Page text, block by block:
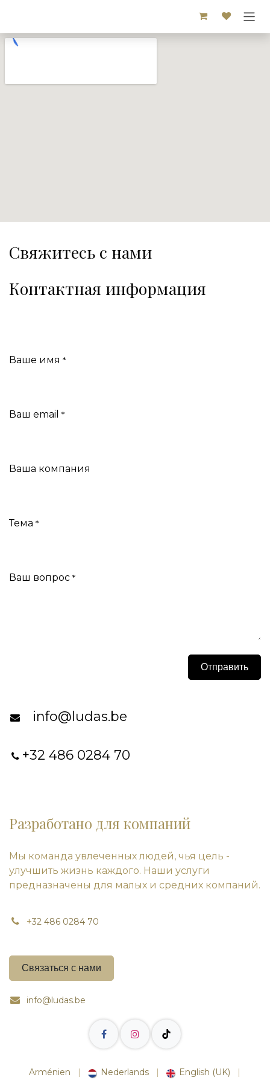
Свяжитесь с нами
Контактная информация
Ваше имя *
Ваш email *
Ваша компания
Тема *
Ваш вопрос *
Отправить
info@ludas.be
+32 486 0284 70
Разработано для компаний
Мы команда увлеченных людей, чья цель -
улучшить жизнь каждого. Наши услуги
предназначены для малых и средних компаний.
+32 486 0284 70
Связаться с нами
info@ludas.be
Arménien | Nederlands | English (UK) |